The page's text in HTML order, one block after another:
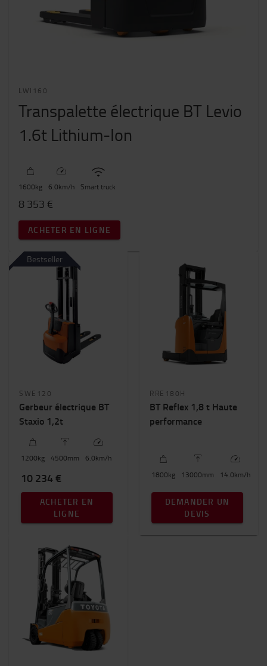
LWI160
Transpalette électrique BT Levio
1.6t Lithium-Ion
1600kg 6.0km/h Smart truck
8 353 €
ACHETER EN LIGNE
Bestseller
SWE120
Gerbeur électrique BT
Staxio 1,2t
1200kg 4500mm 6.0km/h
10 234 €
ACHETER EN
LIGNE
RRE180H
BT Reflex 1,8 t Haute
performance
1800kg 13000mm 14.0km/h
DEMANDER UN
DEVIS